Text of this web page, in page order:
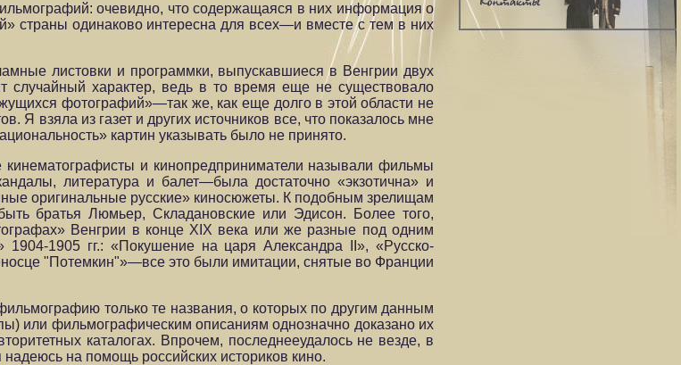
очевидно, что содержащаяся в них информация о
страны одинаково интересна для всех—и вместе с тем в них
листовки и программки, выпускавшиеся в Венгрии двух
случайный характер, ведь в то время еще не существовало
фотографий»—так же, как еще долго в этой области не
Я взяла из газет и других источников все, что показалось мне
картин указывать было не принято.
кинематографисты и кинопредприниматели называли фильмы
литература и балет—была достаточно «экзотична» и
оригинальные русские» киносюжеты. К по­добным зрелищам
братья Люмьер, Складановские или Эдисон. Более того,
Венгрии в конце XIX века или же разные под одним
1905 гг.: «Покушение на царя Александра II», «Русско-
"Потемкин"»—все это были имитации, снятые во Франции
только те названия, о которых по другим данным
или фильмографическим описаниям однозначно доказано их
каталогах. Впрочем, последнееудалось не везде, в
на помощь российских историков кино.